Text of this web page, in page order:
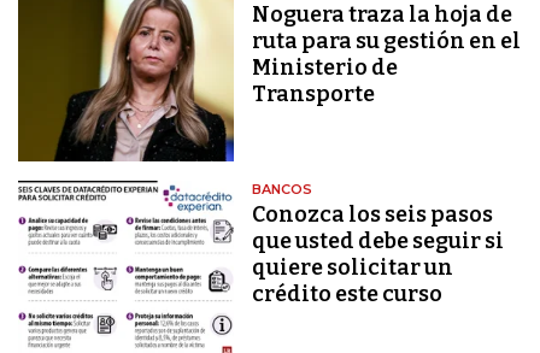
Noguera traza la hoja de
ruta para su gestión en el
Ministerio de
Transporte
BANCOS
Conozca los seis pasos
que usted debe seguir si
quiere solicitar un
crédito este curso